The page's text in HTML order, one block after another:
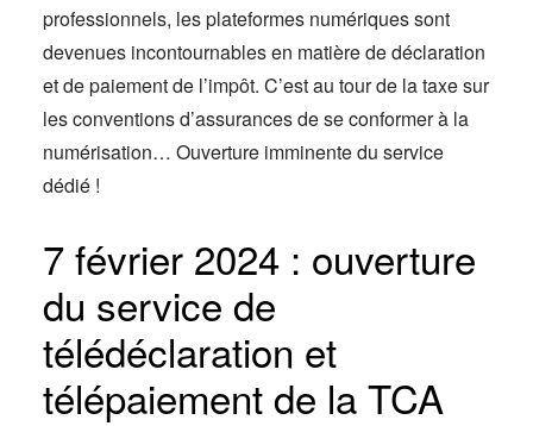
professionnels, les plateformes numériques sont
devenues incontournables en matière de déclaration
et de paiement de l’impôt. C’est au tour de la taxe sur
les conventions d’assurances de se conformer à la
numérisation… Ouverture imminente du service
dédié !
7 février 2024 : ouverture
du service de
télédéclaration et
télépaiement de la TCA